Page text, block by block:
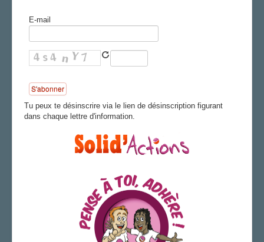
Archives
PSC
RÉORGANISATIONS
LA SECTION
Correspondants DG
E-mail
Tu peux te désinscrire via le lien de désinscription figurant
dans chaque lettre d'information.